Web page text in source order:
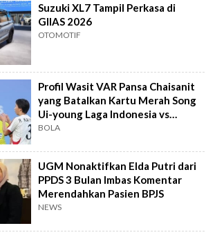
Suzuki XL7 Tampil Perkasa di
GIIAS 2026
OTOMOTIF
Profil Wasit VAR Pansa Chaisanit
yang Batalkan Kartu Merah Song
Ui-young Laga Indonesia vs
Singapura
BOLA
UGM Nonaktifkan Elda Putri dari
PPDS 3 Bulan Imbas Komentar
Merendahkan Pasien BPJS
NEWS